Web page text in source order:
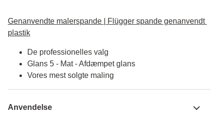
Genanvendte malerspande | Flügger spande genanvendt
plastik
De professionelles valg
Glans 5 - Mat - Afdæmpet glans
Vores mest solgte maling
Anvendelse